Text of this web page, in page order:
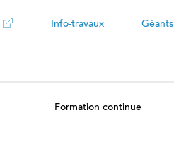
Info-travaux
Géants
Formation continue